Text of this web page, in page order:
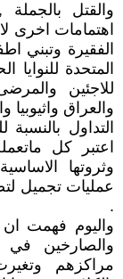
والقتل
اهتمامات اخرى
الفقيرة وتبني
المتحدة للنوايا
للاجئين
والعراق
التداول
اعتبر كل
وثروتها
عمليات تجميل
.
واليوم فهمت
والصارخين في
مراكزهم